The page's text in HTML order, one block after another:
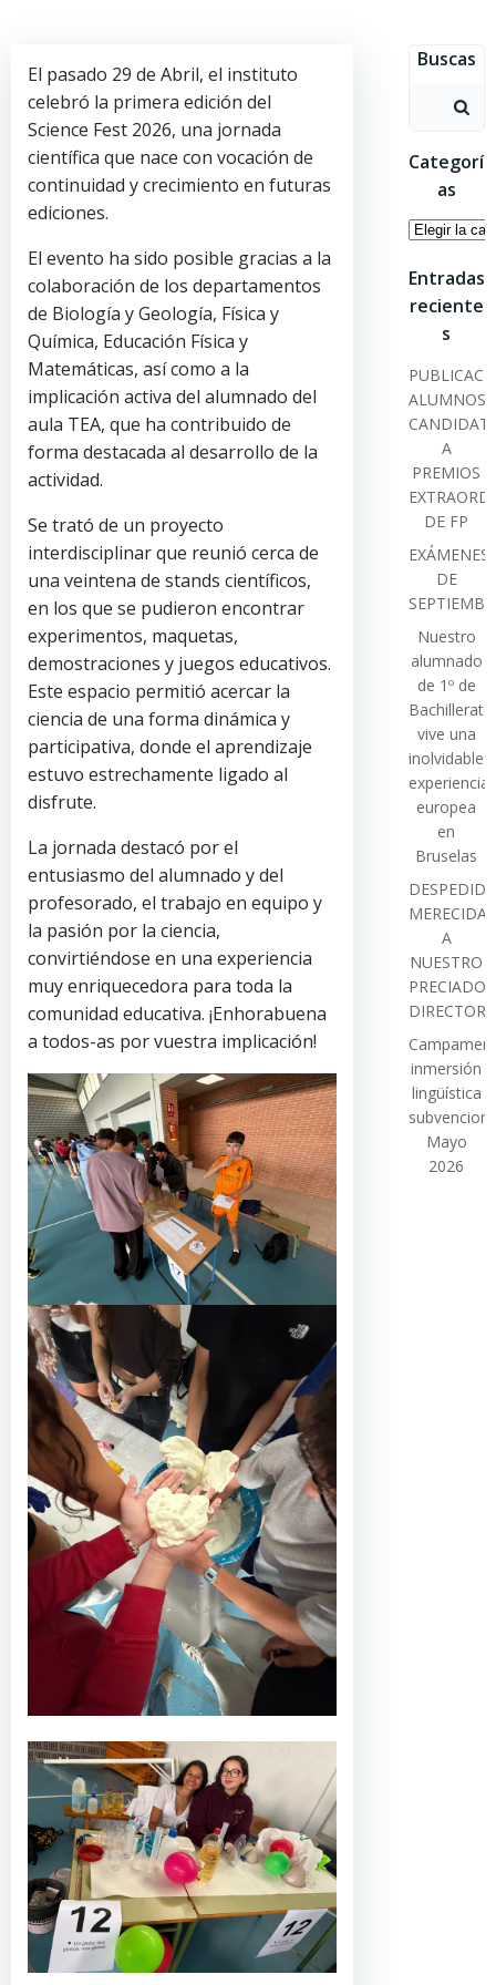
contenido
El pasado 29 de Abril, el instituto
celebró la primera edición del
Science Fest 2026, una jornada
científica que nace con vocación de
continuidad y crecimiento en futuras
ediciones.
El evento ha sido posible gracias a la
colaboración de los departamentos
de Biología y Geología, Física y
Química, Educación Física y
Matemáticas, así como a la
implicación activa del alumnado del
aula TEA, que ha contribuido de
forma destacada al desarrollo de la
actividad.
Se trató de un proyecto
interdisciplinar que reunió cerca de
una veintena de stands científicos,
en los que se pudieron encontrar
experimentos, maquetas,
demostraciones y juegos educativos.
Este espacio permitió acercar la
ciencia de una forma dinámica y
participativa, donde el aprendizaje
estuvo estrechamente ligado al
disfrute.
La jornada destacó por el
entusiasmo del alumnado y del
profesorado, el trabajo en equipo y
la pasión por la ciencia,
convirtiéndose en una experiencia
muy enriquecedora para toda la
comunidad educativa. ¡Enhorabuena
a todos-as por vuestra implicación!
Buscas
Buscar:
Categorí
as
Entradas
reciente
s
ALUMNOS
A
PREMIOS
DE FP
EXÁMENES
DE
Nuestro
alumnado
de 1º de
Bachillerato
vive una
inolvidable
experiencia
europea
en
Bruselas
DESPEDIDA
MERECIDA
A
NUESTRO
PRECIADO
DIRECTOR
inmersión
lingüística
Mayo
2026